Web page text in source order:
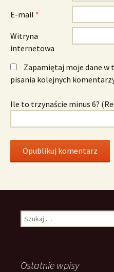
E-mail *
Witryna
internetowa
Zapamiętaj moje dane w
pisania kolejnych
Ile to trzynaście minus 6?
Szukaj:
Ostatnie wpisy